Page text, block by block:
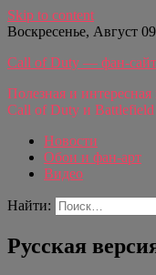
Skip to content
Воскресенье, Август
Call of Duty — фан-сайт
Полезная и
Call of Duty и Battlefield
Новости
Обои и фан-арт
Видео
Найти:
Русская